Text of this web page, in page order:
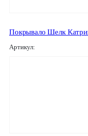
Покрывало Шелк
Артикул: